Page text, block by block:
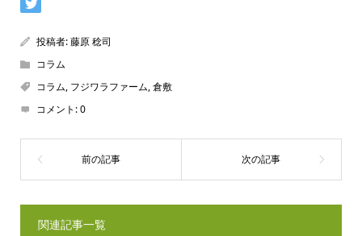
投稿者:藤原 稔司
コラム
コラム, フジワラファーム,倉敷
コメント:0
関連記事一覧